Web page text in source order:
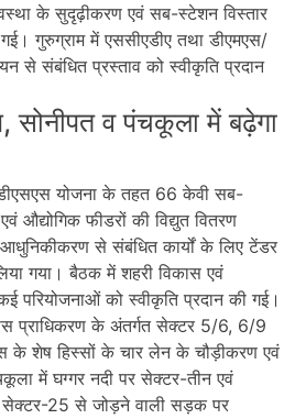
के सुदृढ़ीकरण एवं सब-स्टेशन विस्तार
गुरुग्राम में एससीएडीए तथा डीएमएस/
से संबंधित प्रस्ताव को स्वीकृति प्रदान
सोनीपत व पंचकूला में बढ़ेगा
योजना के तहत 66 केवी सब-
औद्योगिक फीडरों की विद्युत वितरण
से संबंधित कार्यों के लिए टेंडर
गया। बैठक में शहरी विकास एवं
परियोजनाओं को स्वीकृति प्रदान की गई।
प्राधिकरण के अंतर्गत सेक्टर 5/6, 6/9
के शेष हिस्सों के चार लेन के चौड़ीकरण एवं
में घग्गर नदी पर सेक्टर-तीन एवं
25 से जोड़ने वाली सड़क पर